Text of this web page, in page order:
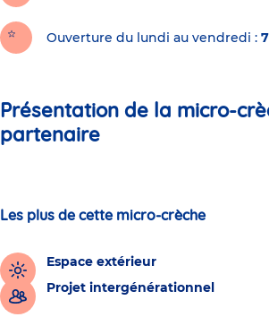
Ouverture du lundi au vendredi :
Présentation de la micro-
partenaire
Les plus de cette micro-crèche
Espace extérieur
Projet intergénérationnel